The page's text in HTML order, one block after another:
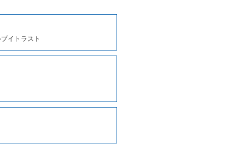
は第２項各号のいずれかに
。
転者の氏名、住所、運転免
の締結にあたり、借受人に
しの提出を求めることがあり
るときはその運転者の運転免
138号 平成7年6月13日）の
イトラスト